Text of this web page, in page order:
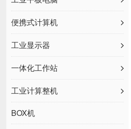
便携式计算机
工业显示器
一体化工作站
工业计算整机
BOX机